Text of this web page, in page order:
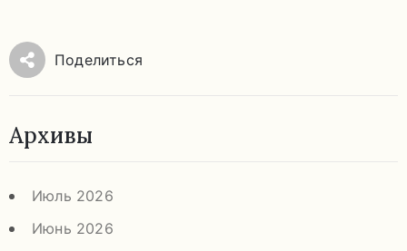
Поделиться
Архивы
Июль 2026
Июнь 2026